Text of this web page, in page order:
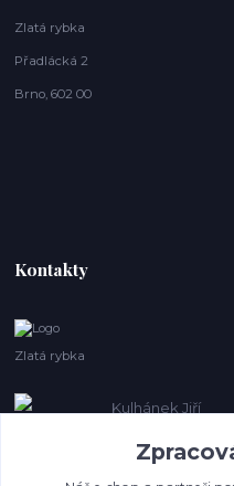
Zlatá rybka
Přadlácká 2
Brno, 602 00
Kontakty
Zlatá rybka
Kulhánek Jiří